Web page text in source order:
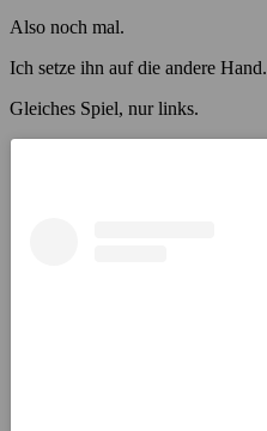
Also noch mal.
Ich setze ihn auf die andere Hand.
Gleiches Spiel, nur links.